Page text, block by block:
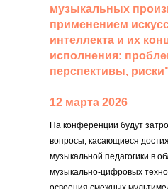
музыкальных
применением
интеллекта и их
исполнения:
перспективы,
12 марта 2026
На конференции будут
вопросы, касающиеся
музыкальной педагогики в
музыкально-цифровых